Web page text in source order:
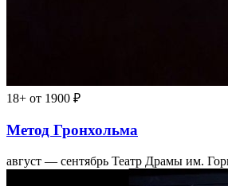
18+ от 1900 ₽
Метод Гронхольма
август — сентябрь Театр Драмы им.